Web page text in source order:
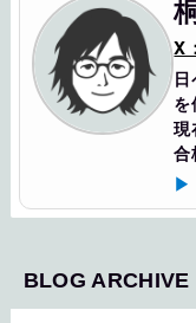
X
を
現
合
▶
BLOG ARCHIVE